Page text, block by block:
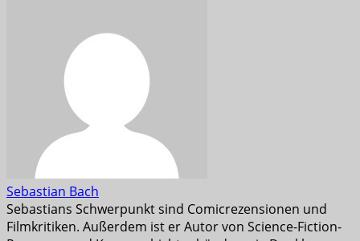
Sebastian Bach
Sebastians Schwerpunkt sind Comicrezensionen und
Filmkritiken. Außerdem ist er Autor von Science-Fiction-